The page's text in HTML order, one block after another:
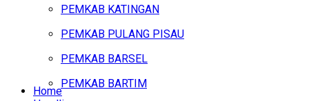
PEMKAB KATINGAN
PEMKAB PULANG PISAU
PEMKAB BARSEL
PEMKAB BARTIM
Home